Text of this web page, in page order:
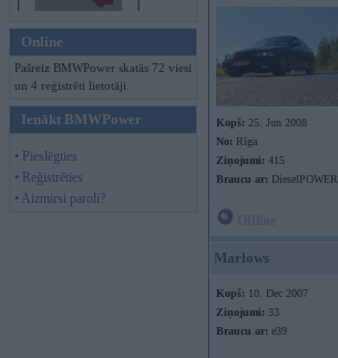
Online
Pašreiz BMWPower skatās 72 viesi
un 4 reģistrēti lietotāji.
Ienākt BMWPower
• Pieslēgties
• Reģistrēties
• Aizmirsi paroli?
Kopš: 25. Jun 2008
No: Rīga
Ziņojumi: 415
Braucu ar: DieselPOWER
Marlows
Kopš: 10. Dec 2007
Ziņojumi: 33
Braucu ar: e39